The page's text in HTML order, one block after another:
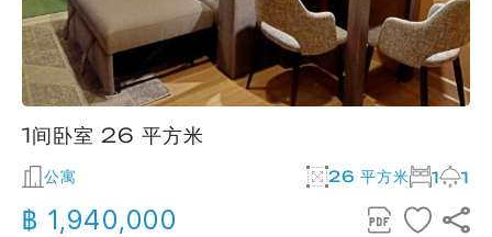
1间卧室 26 平方米
公寓 26 平方米 1 1
฿ 1,940,000